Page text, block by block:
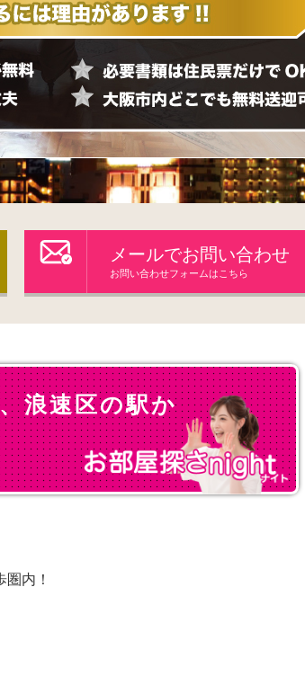
メールでお問い合わせ
お問い合わせフォームはこちら
浪速区の駅か
内！